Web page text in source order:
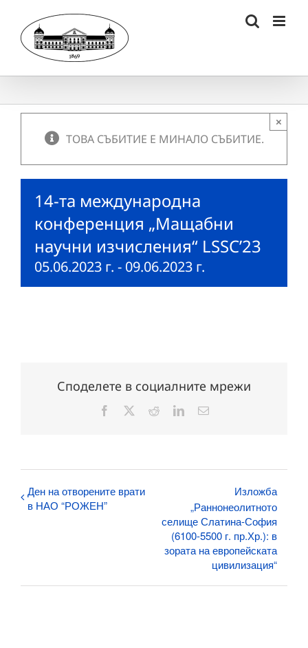
content
ТОВА СЪБИТИЕ Е МИНАЛО СЪБИТИЕ.
×
14-та международна
конференция „Мащабни
научни изчисления“ LSSC’23
05.06.2023 г. - 09.06.2023 г.
Споделете в социалните мрежи
Facebook RedditLinkedInЕлектронна
Ден на отворените врати
в НАО “РОЖЕН”
Изложба
„Раннонеолитното
селище Слатина-София
(6100-5500 г. пр.Хр.): в
зората на европейската
цивилизация“